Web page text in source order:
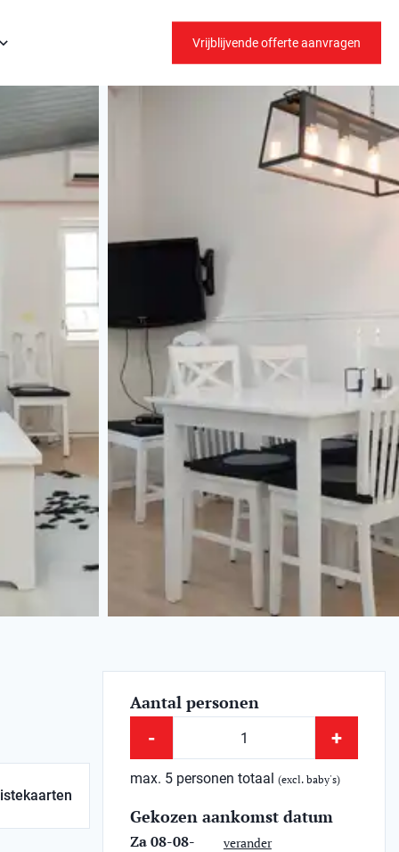
Vrijblijvende offerte aanvragen
Aantal personen
- +
max. 5 personen totaal(excl. baby's)
Gekozen aankomst datum
Za 08-08-
verander